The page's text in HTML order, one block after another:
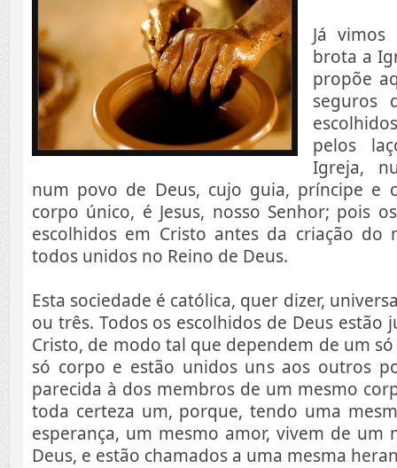
Já
brota a
propõe
seguros
pelos
Igreja,
num povo de Deus, cujo guia, príncipe e
corpo único, é Jesus, nosso Senhor; pois
escolhidos em Cristo antes da criação do
todos unidos no Reino de Deus.
Esta sociedade é católica, quer dizer,
ou três. Todos os escolhidos de Deus estão
Cristo, de modo tal que dependem de um
só corpo e estão unidos uns aos outros
parecida à dos membros de um mesmo
toda certeza um, porque, tendo uma
esperança, um mesmo amor, vivem de um
Deus, e estão chamados a uma mesma